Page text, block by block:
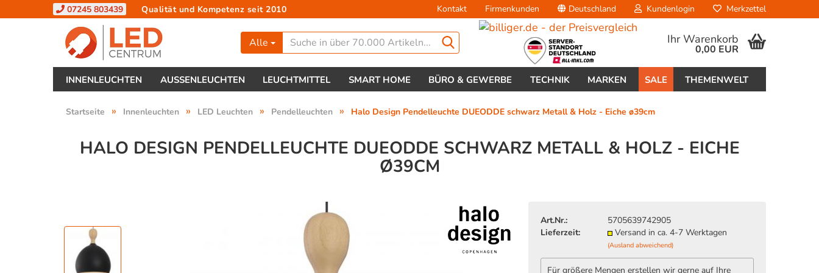
07245 803439 Qualität und Kompetenz seit 2010 Kontakt Firmenkunden Deutschland
Lieferland
Kundenlogin Merkzettel
Alle Ihr Warenkorb
0,00 EUR
INNENLEUCHTEN AUSSENLEUCHTEN LEUCHTMITTEL SMART HOME BÜRO & GEWERBE TECHNIK MARKEN SALE THEMENWELT
Startseite » Innenleuchten » LED Leuchten » Pendelleuchten » Halo Design Pendelleuchte DUEODDE schwarz Metall & Holz - Eiche ø39cm
HALO DESIGN PENDELLEUCHTE DUEODDE SCHWARZ METALL & HOLZ - EICHE
Ø39CM
Art.Nr.:
5705639742905
Lieferzeit:
Versand in ca. 4-7 Werktagen
(Ausland abweichend)
Für größere Mengen erstellen wir gerne auf Ihre